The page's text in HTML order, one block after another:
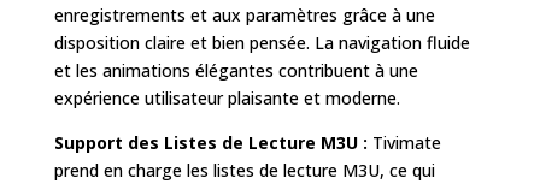
enregistrements et aux paramètres grâce à une
disposition claire et bien pensée. La navigation fluide
et les animations élégantes contribuent à une
expérience utilisateur plaisante et moderne.
Support des Listes de Lecture M3U : Tivimate
prend en charge les listes de lecture M3U, ce qui